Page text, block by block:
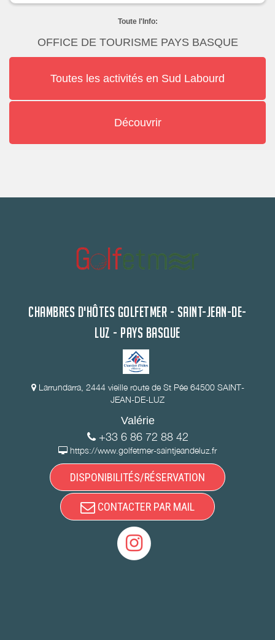
Toute l'Info:
OFFICE DE TOURISME PAYS BASQUE
Toutes les activités en Sud Labourd
Découvrir
CHAMBRES D'HÔTES GOLFETMER - SAINT-JEAN-DE-
LUZ - PAYS BASQUE
Larrundarra, 2444 vieille route de St Pée 64500 SAINT-
JEAN-DE-LUZ
Valérie
+33 6 86 72 88 42
https://www.golfetmer-saintjeandeluz.fr
DISPONIBILITÉS/RÉSERVATION
CONTACTER PAR MAIL